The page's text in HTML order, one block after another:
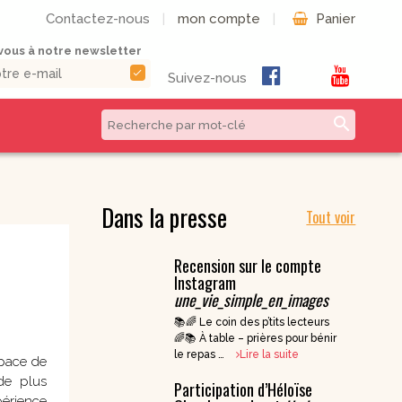
Contactez-nous mon compte Panier
à notre newsletter
check Suivez-nous
Livres numériques
Partitions de
musique
Vie pratique
search
de
plus
Dans la presse Tout voir
Recension sur le compte
Instagram
une_vie_simple_en_images
📚🌈 Le coin des p’tits lecteurs
🌈📚 À table – prières pour bénir
le repas …
Lire la suite
Participation d’Héloïse